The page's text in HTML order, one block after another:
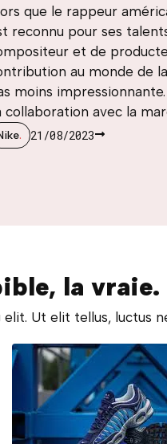
que le rappeur
reconnu pour ses
et de
au monde de
moins
collaboration avec la
. 21/08/2023
la vraie.
Ut elit tellus, luctus